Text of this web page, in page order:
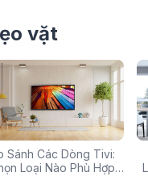
Khủng: Hàng
Cao Cấp Giảm
Tivi
vặt
Sánh Các Dòng Tivi:
Loại Nào Phù Hợp